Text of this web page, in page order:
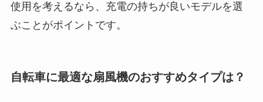
使用を考えるなら、充電の持ちが良いモデルを選
ぶことがポイントです。
自転車に最適な扇風機のおすすめタイプは？